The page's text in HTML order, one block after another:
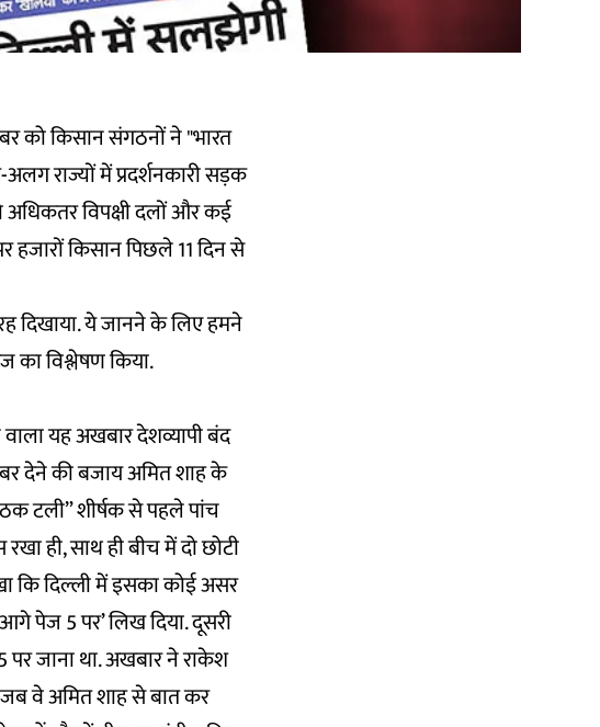
को किसान संगठनों ने "भारत
राज्यों में प्रदर्शनकारी सड़क
अधिकतर विपक्षी दलों और कई
हजारों किसान पिछले 11 दिन से
दिखाया. ये जानने के लिए हमने
का विश्लेषण किया.
यह अखबार देशव्यापी बंद
देने की बजाय अमित शाह के
टली” शीर्षक से पहले पांच
ही, साथ ही बीच में दो छोटी
कि दिल्ली में इसका कोई असर
पेज 5 पर’ लिख दिया. दूसरी
पर जाना था. अखबार ने राकेश
वे अमित शाह से बात कर